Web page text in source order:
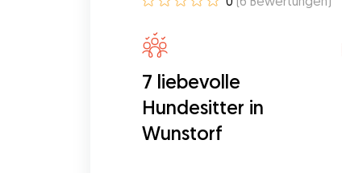
7 liebevolle
Hundesitter in
Wunstorf